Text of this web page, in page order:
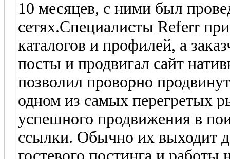
10 месяцев, с ними был
сетях.Специалисты Referr
каталогов и профилей, а
посты и продвигал сайт
позволил проворно
одном из самых перегретых
успешного продвижения в
ссылки. Обычно их выходит